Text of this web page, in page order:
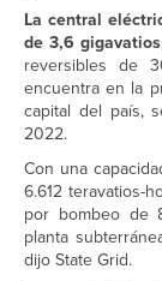
La central
de 3,6 gigavatios
reversibles de
encuentra en la
capital del país,
2022.
Con una
6.612 teravatios-
por bombeo de
planta
dijo State Grid.